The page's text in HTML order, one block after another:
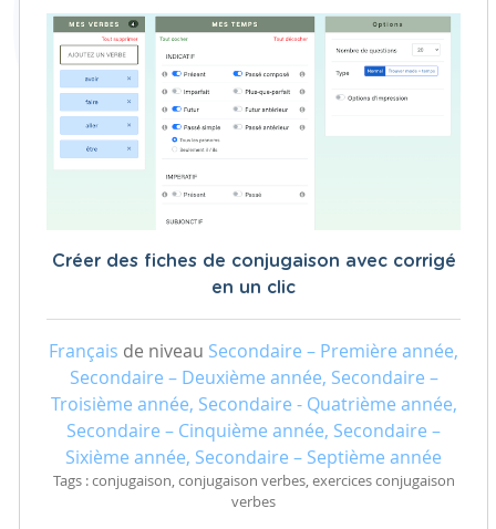
Créer des fiches de conjugaison avec corrigé
en un clic
Français de niveau Secondaire – Première année,
Secondaire – Deuxième année, Secondaire –
Troisième année, Secondaire - Quatrième année,
Secondaire – Cinquième année, Secondaire –
Sixième année, Secondaire – Septième année
Tags : conjugaison, conjugaison verbes, exercices conjugaison
verbes